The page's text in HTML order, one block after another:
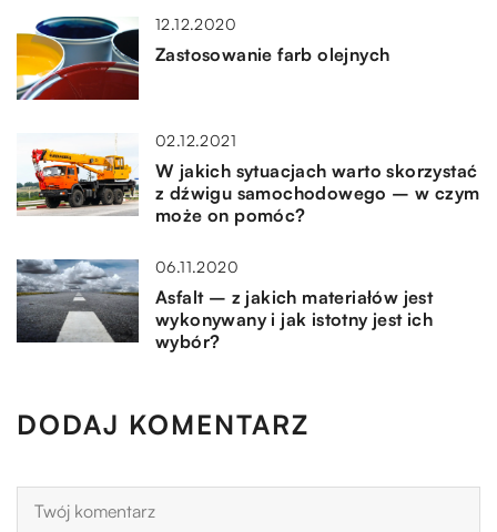
12.12.2020
Zastosowanie farb olejnych
02.12.2021
W jakich sytuacjach warto skorzystać
z dźwigu samochodowego – w czym
może on pomóc?
06.11.2020
Asfalt – z jakich materiałów jest
wykonywany i jak istotny jest ich
wybór?
DODAJ KOMENTARZ